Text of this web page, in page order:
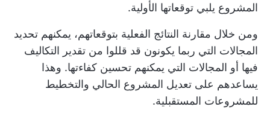
المشروع يلبي توقعاتها الأولية.
ومن خلال مقارنة النتائج الفعلية بتوقعاتهم، يمكنهم تحديد
المجالات التي ربما يكونون قد قللوا من تقدير التكاليف
فيها أو المجالات التي يمكنهم تحسين كفاءتها. وهذا
يساعدهم على تعديل المشروع الحالي والتخطيط
للمشروعات المستقبلية.